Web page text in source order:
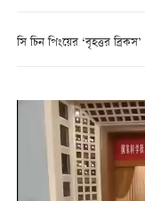
সি চিন পিংয়ের ‘বৃহত্তর